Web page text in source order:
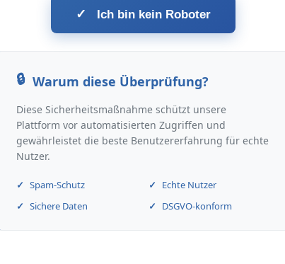
✓ Ich bin kein Roboter
Warum diese Überprüfung?
Diese Sicherheitsmaßnahme schützt unsere
Plattform vor automatisierten Zugriffen und
gewährleistet die beste Benutzererfahrung für echte
Nutzer.
Spam-Schutz
Echte Nutzer
Sichere Daten
DSGVO-konform